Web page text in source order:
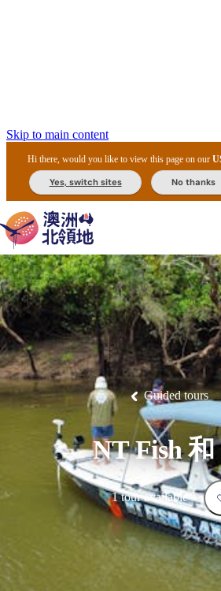
Skip to main content
Hi there, would you like to view this page on our
Yes, switch sites No thanks
主
目
錄
必
訪
景
點
最
受
歡
迎
目
的
地
達
爾
文
愛
麗
斯
泉
烏
魯
魯
卡
卡
杜
國
家
公
園
李
治
菲
特
國
家
公
園
瓦
塔
卡
國
家
公
園
維
群
島
東
阿
納
姆
地
蘭
卡
溫
泉
池
尼
特
米
魯
克
國
家
公
園
卡
魯
卡
魯
鬼
大
理
石
保
護
區
馬
古
克
瀑
布
茨
奧
里
查
西
麥
克
唐
納
國
家
公
園
玩
體
驗
旅
客
類
型
住
民
文
化
體
驗
美
食
攻
略
節
慶
與
活
動
戶
外
和
探
險
自
然
和
野
生
動
植
物
歷
史
與
文
物
釣
魚
豪
華
旅
游
和
豪
華
野
營
自
駕
遊
規
劃
和
預
訂
住
宿
導
覽
團
租
車
和
交
通
工
具
Guided tours
NT Fish 和
1 tour available